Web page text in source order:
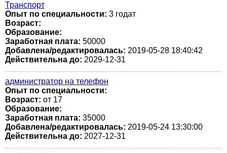
Транспорт
Опыт по специальности: 3 годат
Возраст:
Образование:
Заработная плата: 50000
Добавлена/редактировалась: 2019-05-28 18:40:42
Действительна до: 2029-12-31
администратор на телефон
Опыт по специальности:
Возраст: от 17
Образование:
Заработная плата: 35000
Добавлена/редактировалась: 2019-05-24 13:30:00
Действительна до: 2027-12-31